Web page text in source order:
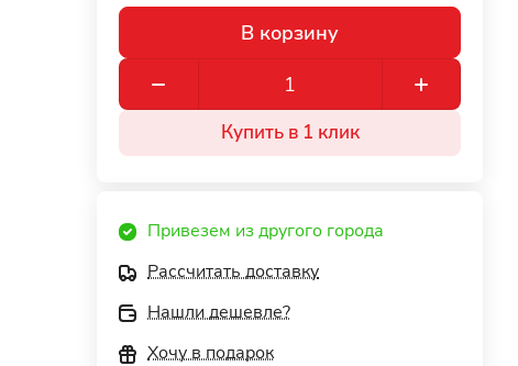
В корзину
Купить в 1 клик
Привезем из другого города
Рассчитать доставку
Нашли дешевле?
Хочу в подарок